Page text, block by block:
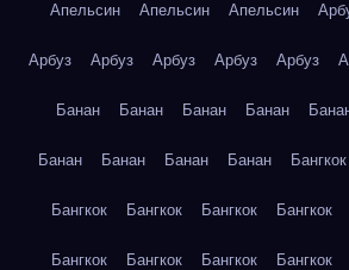
Апельсин Апельсин Апельсин
Арбуз Арбуз Арбуз Арбуз Арбуз
Банан Банан Банан Банан
Банан Банан Банан Банан Бангкок
Бангкок Бангкок Бангкок Бангкок
Бангкок Бангкок Бангкок Бангкок